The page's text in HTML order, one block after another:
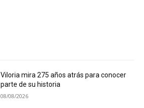
Viloria mira 275 años atrás para conocer
parte de su historia
08/08/2026